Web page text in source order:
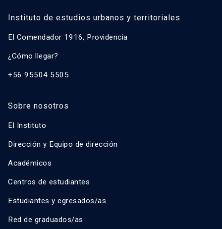
Instituto de estudios urbanos y territoriales
El Comendador 1916, Providencia
¿Cómo llegar?
+56 95504 5505
Sobre nosotros
El Instituto
Dirección y Equipo de dirección
Académicos
Centros de estudiantes
Estudiantes y egresados/as
Red de graduados/as